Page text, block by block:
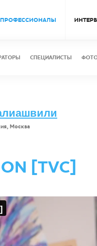
ПРОФЕССИОНАЛЫ
СПЕЦИАЛИСТЫ
Москва
[TVC]